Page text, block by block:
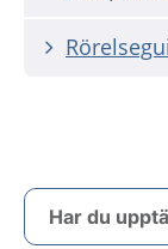
Har du